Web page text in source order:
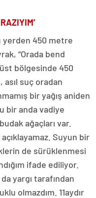
yerden 450 metre
“Orada bend
üst bölgesinde 450
asıl suç oradan
bir yağış aniden
bir anda vadiye
ağaçları var.
Suyun bir
de sürüklenmesi
ifade ediliyor.
yargı tarafından
olmazdım. 11aydır